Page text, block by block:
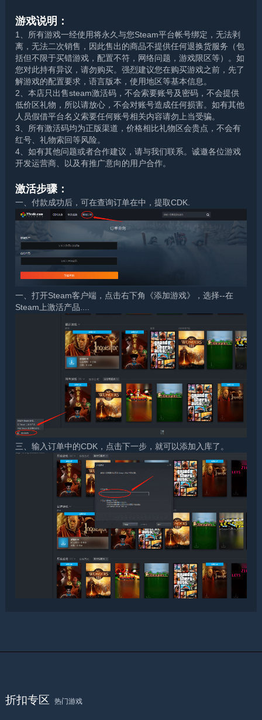
游戏说明：
1、所有游戏一经使用将永久与您Steam平台帐号绑定，无法剥
离，无法二次销售，因此售出的商品不提供任何退换货服务（包
括但不限于买错游戏，配置不符，网络问题，游戏限区等）。如
您对此持有异议，请勿购买。强烈建议您在购买游戏之前，先了
解游戏的配置要求，语言版本，使用地区等基本信息。
2、本店只出售steam激活码，不会索要账号及密码，不会提供
低价区礼物，所以请放心，不会对账号造成任何损害。如有其他
人员假借平台名义索要任何账号相关内容请勿上当受骗。
3、所有激活码均为正版渠道，价格相比礼物区会贵点，不会有
红号、礼物索回等风险。
4、如有其他问题或者合作建议，请与我们联系。诚邀各位游戏
开发运营商、以及有推广意向的用户合作。
激活步骤：
一、付款成功后，可在查询订单在中，提取CDK.
一、打开Steam客户端，点击右下角《添加游戏》，选择--在
Steam上激活产品....
三、输入订单中的CDK，点击下一步，就可以添加入库了。
折扣专区 热门游戏